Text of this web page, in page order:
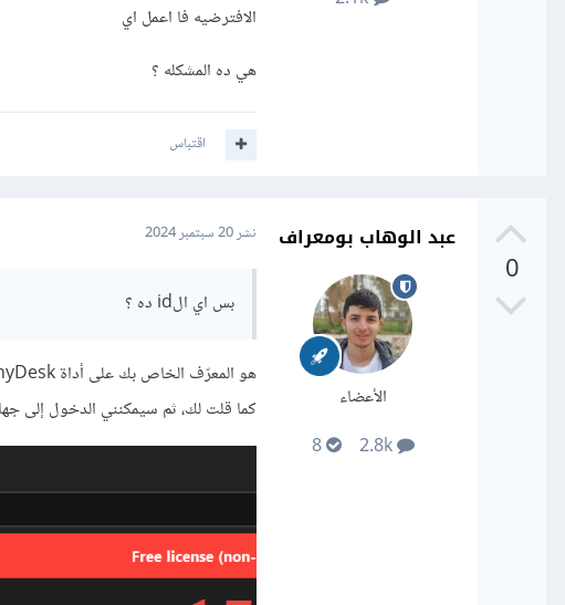
الافترضيه فا اعمل اي
هي ده المشكله ؟
اقتباس
0
عبد الوهاب بومعراف
الأعضاء
2.8k
8
نشر20 سبتمبر 2024
بس اي الid ده ؟
كما قلت لك، ثم سيمكنني الدخول إلى